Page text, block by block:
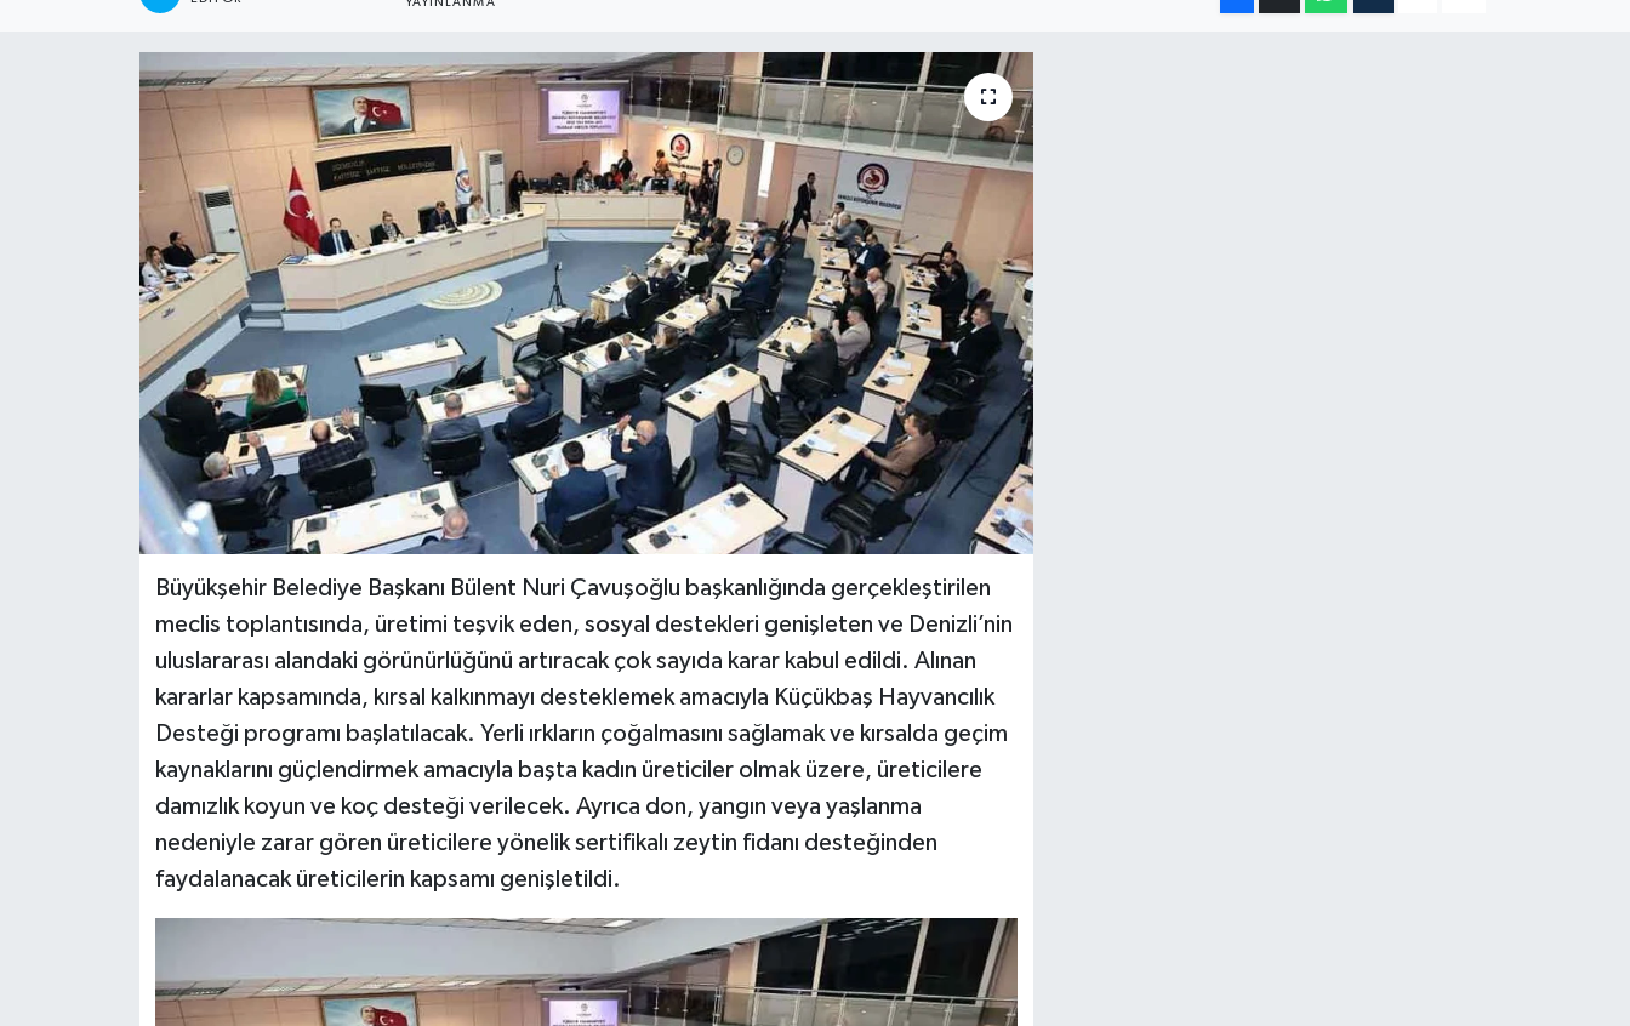
Büyükşehir Belediye Başkanı Bülent Nuri Çavuşoğlu başkanlığında gerçekleştirilen
meclis toplantısında, üretimi teşvik eden, sosyal destekleri genişleten ve Denizli’nin
uluslararası alandaki görünürlüğünü artıracak çok sayıda karar kabul edildi. Alınan
kararlar kapsamında, kırsal kalkınmayı desteklemek amacıyla Küçükbaş Hayvancılık
Desteği programı başlatılacak. Yerli ırkların çoğalmasını sağlamak ve kırsalda geçim
kaynaklarını güçlendirmek amacıyla başta kadın üreticiler olmak üzere, üreticilere
damızlık koyun ve koç desteği verilecek. Ayrıca don, yangın veya yaşlanma
nedeniyle zarar gören üreticilere yönelik sertifikalı zeytin fidanı desteğinden
faydalanacak üreticilerin kapsamı genişletildi.
RESMİ REKLAM